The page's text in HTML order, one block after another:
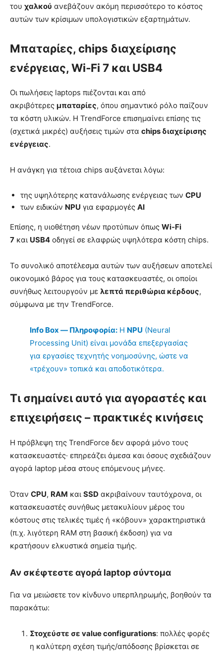
του χαλκού ανεβάζουν ακόμη περισσότερο το κόστος
αυτών των κρίσιμων υπολογιστικών εξαρτημάτων.
Μπαταρίες, chips διαχείρισης
ενέργειας, Wi‑Fi 7 και USB4
Οι πωλήσεις laptops πιέζονται και από
ακριβότερες μπαταρίες, όπου σημαντικό ρόλο παίζουν
τα κόστη υλικών. Η TrendForce επισημαίνει επίσης τις
(σχετικά μικρές) αυξήσεις τιμών στα chips διαχείρισης
ενέργειας.
Η ανάγκη για τέτοια chips αυξάνεται λόγω:
της υψηλότερης κατανάλωσης ενέργειας των CPU
των ειδικών NPU για εφαρμογές AI
Επίσης, η υιοθέτηση νέων προτύπων όπως Wi‑Fi
7 και USB4 οδηγεί σε ελαφρώς υψηλότερα κόστη chips.
Το συνολικό αποτέλεσμα αυτών των αυξήσεων αποτελεί
οικονομικό βάρος για τους κατασκευαστές, οι οποίοι
συνήθως λειτουργούν με λεπτά περιθώρια κέρδους,
σύμφωνα με την TrendForce.
Info Box — Πληροφορία: Η NPU (Neural
Processing Unit) είναι μονάδα επεξεργασίας
για εργασίες τεχνητής νοημοσύνης, ώστε να
«τρέχουν» τοπικά και αποδοτικότερα.
Τι σημαίνει αυτό για αγοραστές και
επιχειρήσεις – πρακτικές κινήσεις
Η πρόβλεψη της TrendForce δεν αφορά μόνο τους
κατασκευαστές· επηρεάζει άμεσα και όσους σχεδιάζουν
αγορά laptop μέσα στους επόμενους μήνες.
Όταν CPU, RAM και SSD ακριβαίνουν ταυτόχρονα, οι
κατασκευαστές συνήθως μετακυλίουν μέρος του
κόστους στις τελικές τιμές ή «κόβουν» χαρακτηριστικά
(π.χ. λιγότερη RAM στη βασική έκδοση) για να
κρατήσουν ελκυστικά σημεία τιμής.
Αν σκέφτεστε αγορά laptop σύντομα
Για να μειώσετε τον κίνδυνο υπερπληρωμής, βοηθούν τα
παρακάτω:
Στοχεύστε σε value configurations: πολλές φορές
η καλύτερη σχέση τιμής/απόδοσης βρίσκεται σε